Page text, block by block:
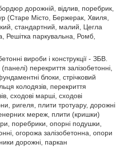
дорожній, відлив, поребрик,
(Старе Місто, Бержерак, Хвиля,
стандартний, малий, Цегла
Решітка паркувальна, Ромб,
вироби і конструкції - ЗБВ.
перекриття залізобетонні,
блоки, стрічковий
колодязів, перекриття
сходові марші, сходові
ригеля, плити тротуару, дорожні
мереж, плити (кришки)
поребрики, опорні подушки,
огорожа залізобетонна, опори
дорожні, паркан